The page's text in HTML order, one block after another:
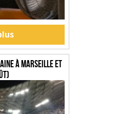
à Marseille et